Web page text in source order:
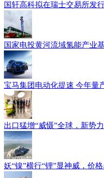
国轩高科拟在瑞士交易所发
国家电投黄河流域氢能产业
宝马集团电动化提速 今年量
出口猛增“威慑”全球，新势
妖“镍”横行“锂”显神威，价